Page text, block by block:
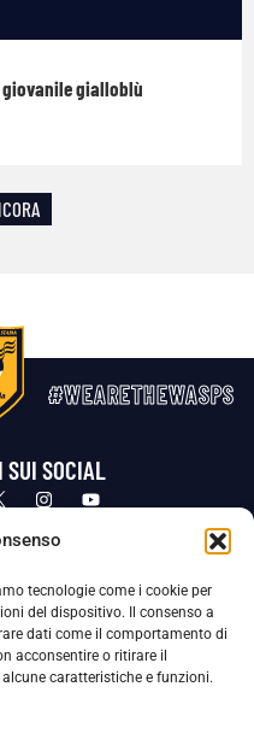
tecnologie come i cookie per
del dispositivo. Il consenso a
dati come il comportamento di
acconsentire o ritirare il
caratteristiche e funzioni.
giovanile gialloblù
#WEARETHEWASPS
SUI SOCIAL
(DPO), figura specializzata che vigila sulle modalità
i Suoi dati personali.
scrivere a